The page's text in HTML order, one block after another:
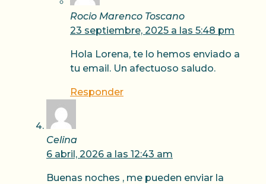
Rocio Marenco Toscano
23 septiembre, 2025 a las 5:48 pm
Hola Lorena, te lo hemos enviado a
tu email. Un afectuoso saludo.
Responder
Celina
6 abril, 2026 a las 12:43 am
Buenas noches , me pueden enviar la